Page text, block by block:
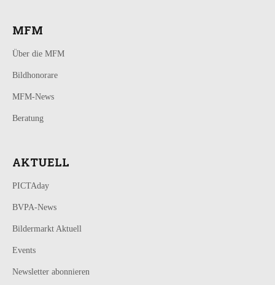
MFM
Über die MFM
Bildhonorare
MFM-News
Beratung
AKTUELL
PICTAday
BVPA-News
Bildermarkt Aktuell
Events
Newsletter abonnieren